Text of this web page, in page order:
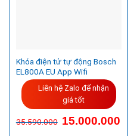
Khóa điện tử tự động Bosch
EL800A EU App Wifi
Liên hệ Zalo để nhận
giá tốt
35.590.000 15.000.000